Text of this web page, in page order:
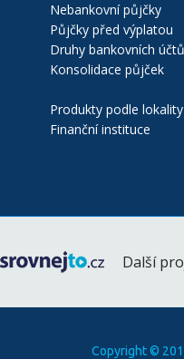
Nebankovní půjčky
Půjčky před výplatou
Druhy bankovních účtů
Konsolidace půjček
Produkty podle lokality
Finanční instituce
Další
Copyright ©